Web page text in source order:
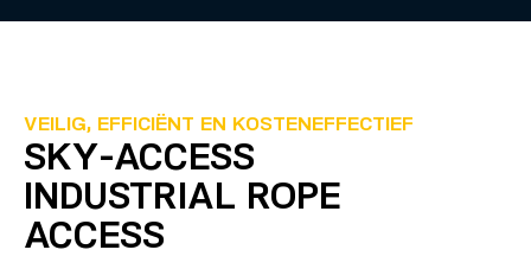
VEILIG, EFFICIËNT EN KOSTENEFFECTIEF
SKY-ACCESS
INDUSTRIAL ROPE
ACCESS